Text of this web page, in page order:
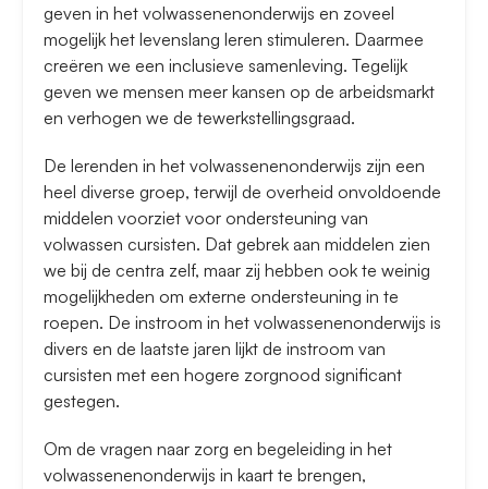
geven in het volwassenenonderwijs en zoveel
mogelijk het levenslang leren stimuleren. Daarmee
creëren we een inclusieve samenleving. Tegelijk
geven we mensen meer kansen op de arbeidsmarkt
en verhogen we de tewerkstellingsgraad.
De lerenden in het volwassenenonderwijs zijn een
heel diverse groep, terwijl de overheid onvoldoende
middelen voorziet voor ondersteuning van
volwassen cursisten. Dat gebrek aan middelen zien
we bij de centra zelf, maar zij hebben ook te weinig
mogelijkheden om externe ondersteuning in te
roepen. De instroom in het volwassenenonderwijs is
divers en de laatste jaren lijkt de instroom van
cursisten met een hogere zorgnood significant
gestegen.
Om de vragen naar zorg en begeleiding in het
volwassenenonderwijs in kaart te brengen,